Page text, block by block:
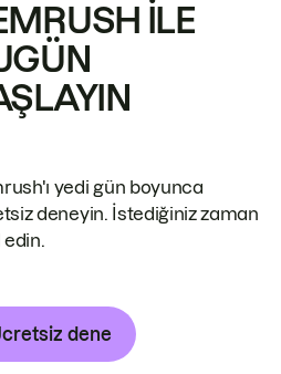
ILE
yedi gün boyunca
deneyin. İstediğiniz zaman
edin.
dene